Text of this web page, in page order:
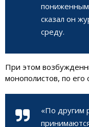
сказал он
среду.
При этом
монополистов, по его
«По другим